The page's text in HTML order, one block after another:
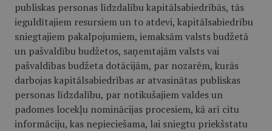
publiskas personas līdzdalību kapitālsabiedrībās, tās
ieguldītajiem resursiem un to atdevi, kapitālsabiedrību
sniegtajiem pakalpojumiem, iemaksām valsts budžetā
un pašvaldību budžetos, saņemtajām valsts vai
pašvaldības budžeta dotācijām, par nozarēm, kurās
darbojas kapitālsabiedrības ar atvasinātas publiskas
personas līdzdalību, par notikušajiem valdes un
padomes locekļu nominācijas procesiem, kā arī citu
informāciju, kas nepieciešama, lai sniegtu priekšstatu